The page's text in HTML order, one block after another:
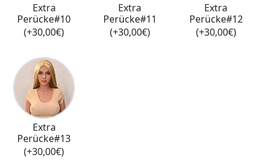
Extra
Perücke#10
(+30,00€)
Extra
Perücke#11
(+30,00€)
Extra
Perücke#12
(+30,00€)
Extra
Perücke#13
(+30,00€)